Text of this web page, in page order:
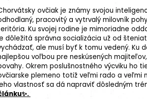
ovčiak je známy svojou
pracovitý a vytrvalý milovník
Ku svojej rodine je mimoriadne
dôležitá správna socializácia už od
ale musí byť k tomu vedený. Ku
voľbou pre neskúsených
Okrem poslušnostného výcviku ho
plemeno totiž veľmi rado a veľmi
vlastnosť sa dá napraviť dôsledným